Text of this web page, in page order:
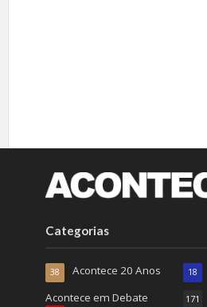
Categorias
Acontece 20 Anos
38
Acontece em Debate
18
171